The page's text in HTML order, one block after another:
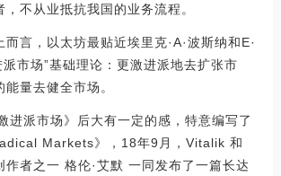
不从业抵抗我国的业务流程。
言，以太坊最贴近埃里克·A·波斯纳和E·
派市场”基础理论：更激进派地去扩张市
量去健全市场。
进派市场》后大有一定的感，特意编写了
Markets》，18年9月，Vitalik 和
作者之一 格伦·艾默 一同发布了一篇长达